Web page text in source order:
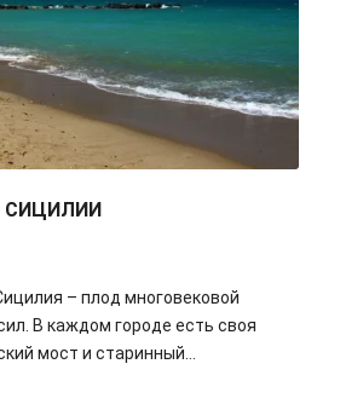
– плод многовековой
В каждом городе есть своя
мост и старинный…